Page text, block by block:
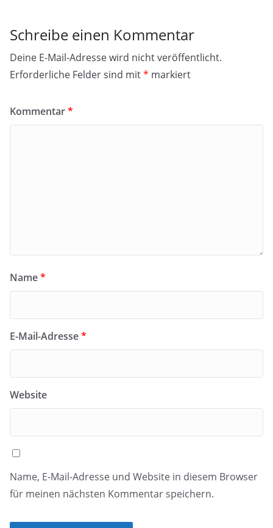
Schreibe einen Kommentar
Deine E-Mail-Adresse wird nicht veröffentlicht.
Erforderliche Felder sind mit* markiert
Kommentar*
Name*
E-Mail-Adresse*
Website
Name, E-Mail-Adresse und Website in diesem Browser
für meinen nächsten Kommentar speichern.